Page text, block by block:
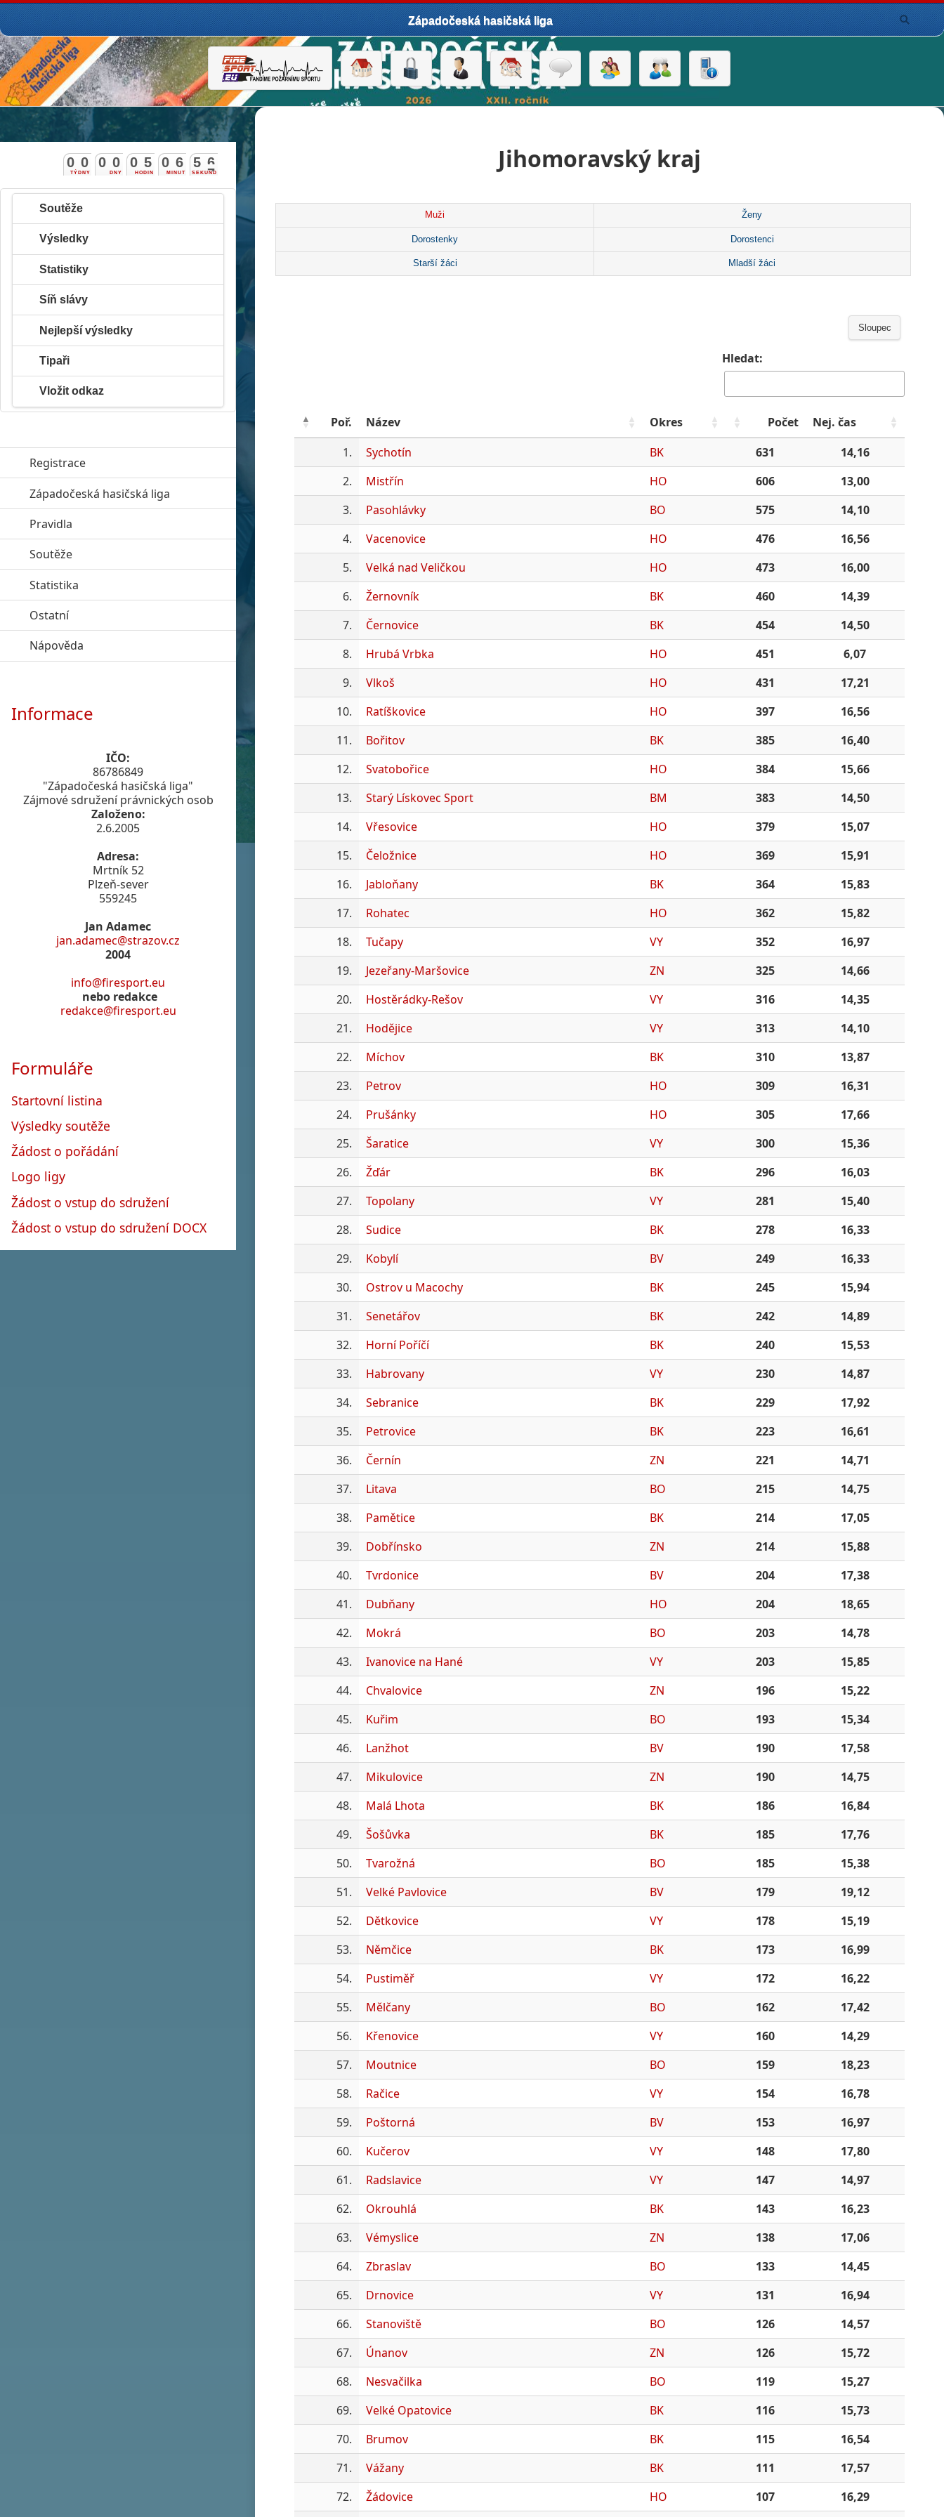
Západočeská hasičská liga
Jihomoravský kraj
Muži Ženy
Dorostenky Dorostenci
Starší žáci Mladší žáci
Sloupec
Hledat:
Poř. Název Okres Počet
Nej. čas
1.
Sychotín BK 631
14,16
2.
Mistřín HO 606
13,00
3.
Pasohlávky BO 575
14,10
4.
Vacenovice HO 476
16,56
5.
Velká nad Veličkou HO 473
16,00
6.
Žernovník BK 460
14,39
7.
Černovice BK 454
14,50
8.
Hrubá Vrbka HO 451
6,07
9.
Vlkoš HO 431
17,21
10.
Ratíškovice HO 397
16,56
11.
Bořitov BK 385
16,40
12.
Svatobořice HO 384
15,66
13.
Starý Lískovec Sport BM 383
14,50
14.
Vřesovice HO 379
15,07
15.
Čeložnice HO 369
15,91
16.
Jabloňany BK 364
15,83
17.
Rohatec HO 362
15,82
18.
Tučapy VY 352
16,97
19.
Jezeřany-Maršovice ZN 325
14,66
20.
Hostěrádky-Rešov VY 316
14,35
21.
Hodějice VY 313
14,10
22.
Míchov BK 310
13,87
23.
Petrov HO 309
16,31
24.
Prušánky HO 305
17,66
25.
Šaratice VY 300
15,36
26.
Žďár BK 296
16,03
27.
Topolany VY 281
15,40
28.
Sudice BK 278
16,33
29.
Kobylí BV 249
16,33
30.
Ostrov u Macochy BK 245
15,94
31.
Senetářov BK 242
14,89
32.
Horní Poříčí BK 240
15,53
33.
Habrovany VY 230
14,87
34.
Sebranice BK 229
17,92
35.
Petrovice BK 223
16,61
36.
Černín ZN 221
14,71
37.
Litava BO 215
14,75
38.
Pamětice BK 214
17,05
39.
Dobřínsko ZN 214
15,88
40.
Tvrdonice BV 204
17,38
41.
Dubňany HO 204
18,65
42.
Mokrá BO 203
14,78
43.
Ivanovice na Hané VY 203
15,85
44.
Chvalovice ZN 196
15,22
45.
Kuřim BO 193
15,34
46.
Lanžhot BV 190
17,58
47.
Mikulovice ZN 190
14,75
48.
Malá Lhota BK 186
16,84
49.
Šošůvka BK 185
17,76
50.
Tvarožná BO 185
15,38
51.
Velké Pavlovice BV 179
19,12
52.
Dětkovice VY 178
15,19
53.
Němčice BK 173
16,99
54.
Pustiměř VY 172
16,22
55.
Mělčany BO 162
17,42
56.
Křenovice VY 160
14,29
57.
Moutnice BO 159
18,23
58.
Račice VY 154
16,78
59.
Poštorná BV 153
16,97
60.
Kučerov VY 148
17,80
61.
Radslavice VY 147
14,97
62.
Okrouhlá BK 143
16,23
63.
Vémyslice ZN 138
17,06
64.
Zbraslav BO 133
14,45
65.
Drnovice VY 131
16,94
66.
Stanoviště BO 126
14,57
67.
Únanov ZN 126
15,72
68.
Nesvačilka BO 119
15,27
69.
Velké Opatovice BK 116
15,73
70.
Brumov BK 115
16,54
71.
Vážany BK 111
17,57
72.
Žádovice HO 107 16,29
TÝDNY
0 0
DNY
0 0
HODIN
0 5
MINUT
0 6
SEKUND
5 5
6
Soutěže
Výsledky
Statistiky
Síň slávy
Nejlepší výsledky
Tipaři
Vložit odkaz
Registrace
Západočeská hasičská liga click to expand contents
Pravidla
Soutěže
Statistika
Ostatníclick to expand contents
Nápověda
Informace
IČO:
86786849
"Západočeská hasičská liga"
Zájmové sdružení právnických osob
Založeno:
2.6.2005
Adresa:
Mrtník 52
Plzeň-sever
559245
Jan Adamec
jan.adamec@strazov.cz
2004
info@firesport.eu
nebo redakce
redakce@firesport.eu
Formuláře
Startovní listina
Výsledky soutěže
Žádost o pořádání
Logo ligy
Žádost o vstup do sdružení
Žádost o vstup do sdružení DOCX